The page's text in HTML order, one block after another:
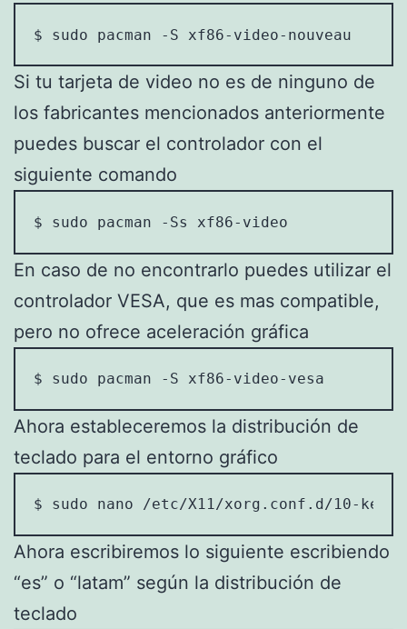
$ sudo pacman -S xf86-video-nouveau
Si tu tarjeta de video no es de ninguno de
los fabricantes mencionados anteriormente
puedes buscar el controlador con el
siguiente comando
$ sudo pacman -Ss xf86-video
En caso de no encontrarlo puedes utilizar el
controlador VESA, que es mas compatible,
pero no ofrece aceleración gráfica
$ sudo pacman -S xf86-video-vesa
Ahora estableceremos la distribución de
teclado para el entorno gráfico
$ sudo nano /etc/X11/xorg.conf.d/10-
Ahora escribiremos lo siguiente escribiendo
“es” o “latam” según la distribución de
teclado